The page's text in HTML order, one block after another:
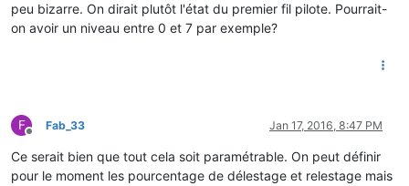
peu bizarre. On dirait plutôt l'état du premier fil pilote. Pourrait-
on avoir un niveau entre 0 et 7 par exemple?
F
Offline
Fab_33 Jan 17, 2016, 8:47 PM
Ce serait bien que tout cela soit paramétrable. On peut définir
pour le moment les pourcentage de délestage et relestage mais